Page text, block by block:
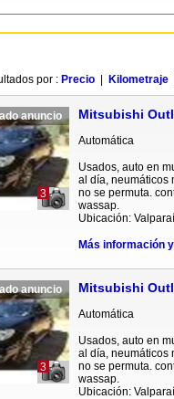
por : Precio| Kilometraje
anuncio
3
Mitsubishi
Automática
Usados, auto en
al día, neumáticos
no se permuta.
wassap.
Ubicación:
Más información
anuncio
3
Mitsubishi
Automática
Usados, auto en
al día, neumáticos
no se permuta.
wassap.
Ubicación: